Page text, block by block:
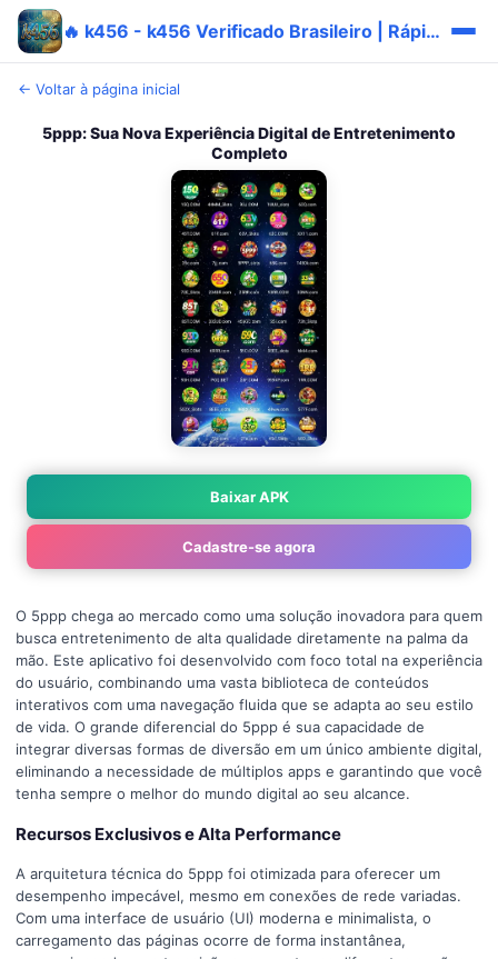
🔥 k456 - k456 Verificado Brasileiro | Rápido Prêmio
← Voltar à página inicial
5ppp: Sua Nova Experiência Digital de Entretenimento
Completo
Baixar APK
Cadastre-se agora
O 5ppp chega ao mercado como uma solução inovadora para quem
busca entretenimento de alta qualidade diretamente na palma da
mão. Este aplicativo foi desenvolvido com foco total na experiência
do usuário, combinando uma vasta biblioteca de conteúdos
interativos com uma navegação fluida que se adapta ao seu estilo
de vida. O grande diferencial do 5ppp é sua capacidade de
integrar diversas formas de diversão em um único ambiente digital,
eliminando a necessidade de múltiplos apps e garantindo que você
tenha sempre o melhor do mundo digital ao seu alcance.
Recursos Exclusivos e Alta Performance
A arquitetura técnica do 5ppp foi otimizada para oferecer um
desempenho impecável, mesmo em conexões de rede variadas.
Com uma interface de usuário (UI) moderna e minimalista, o
carregamento das páginas ocorre de forma instantânea,